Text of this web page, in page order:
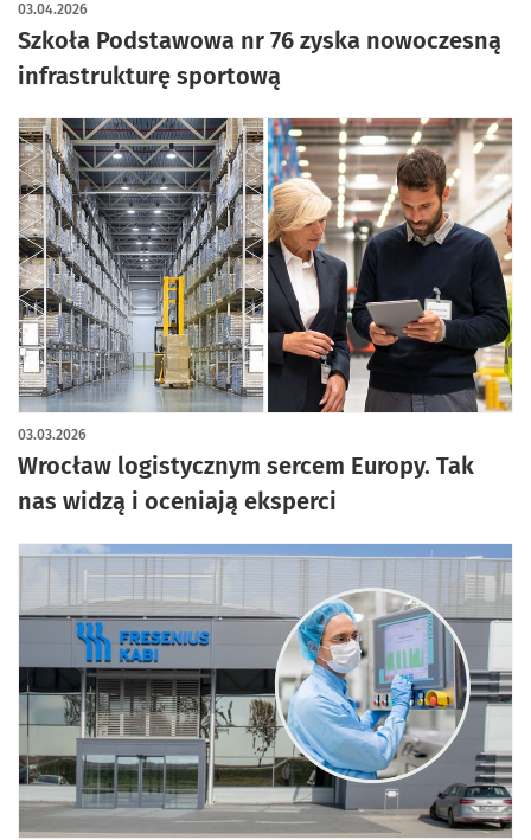
Szkoła Podstawowa nr 76 zyska nowoczesną
infrastrukturę sportową
03.04.2026
Wrocław logistycznym sercem Europy. Tak
nas widzą i oceniają eksperci
03.03.2026